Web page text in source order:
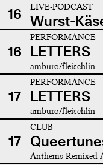
16 LIVE-PODCAST
Wurst-
16
PERFORMANCE
LETTERS
amburo/fleischlin
17
PERFORMANCE
LETTERS
amburo/fleischlin
17
CLUB
Anthems Remixed